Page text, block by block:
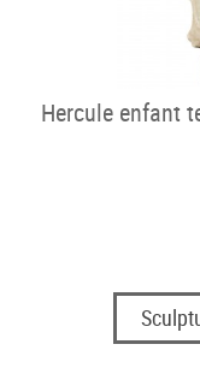
Hercule enfant